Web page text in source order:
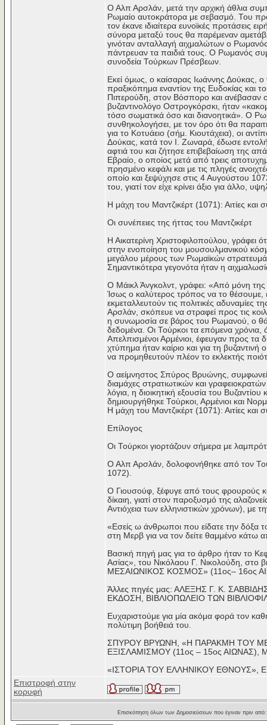
Ο Αλπ Αρσλάν, μετά την αρχική άθλια
Ρωμαίο αυτοκράτορα με σεβασμό. Του
τον έκανε ιδιαίτερα ευνοϊκές προτάσεις
σύνορα μεταξύ τους θα παρέμεναν
γινόταν ανταλλαγή αιχμαλώτων ο
πάντρευαν τα παιδιά τους. Ο Ρωμανός
συνοδεία Τούρκων Πρέσβεων.
Εκεί όμως, ο καίσαρας Ιωάννης Δούκας,
πραξικόπημα εναντίον της Ευδοκίας και
Πιπερούδη, στον Βόσπορο και ανέβασαν
βυζαντινολόγο Οστρογκόρσκι, ήταν
τόσο σωματικά όσο και διανοητικά». Ο
συνθηκολογήσει, με τον όρο ότι θα
για το Κοτυάειο (σήμ. Κιουτάχεια), οι
Δούκας, κατά τον Ι. Ζωναρά, έδωσε
αφτιά του και ζήτησε επιβεβαίωση της
Εβραίο, ο οποίος μετά από τρεις
πρησμένο κεφάλι και με τις πληγές
οποίο και ξεψύχησε στις 4 Αυγούστου
του, γιατί τον είχε κρίνει άξιο για άλλο,
Η μάχη του Μαντζικέρτ (1071): Αιτίες
Οι συνέπειες της ήττας του Μαντζικέρτ
Η Αικατερίνη Χριστοφιλοπούλου, γράφει
στην ενοποίηση του μουσουλμανικού
μεγάλου μέρους των Ρωμαϊκών
Σημαντικότερα γεγονότα ήταν η
Ο Μάικλ Άνγκολντ, γράφει: «Από μόνη της
Ίσως ο καλύτερος τρόπος να το θέσουμε,
εκμεταλλευτούν τις πολιτικές αδυναμίες
Αρσλάν, σκόπευε να στραφεί προς τις
η συνωμοσία σε βάρος του Ρωμανού, ο
δεδομένα. Οι Τούρκοι τα επόμενα χρόνια,
Απελπισμένοι Αρμένιοι, έφευγαν προς τα
χτύπημα ήταν καίριο και για τη
να προμηθευτούν πλέον το εκλεκτής
Ο αείμνηστος Σπύρος Βρυώνης,
διαμάχες στρατιωτικών και
λόγια, η διοικητική εξουσία του
δημιουργήθηκε Τούρκοι, Αρμένιοι και
Η μάχη του Μαντζικέρτ (1071): Αιτίες
Επίλογος
Οι Τούρκοι γιορτάζουν σήμερα με
Ο Αλπ Αρσλάν, δολοφονήθηκε από τον
1072).
Ο Γιουσούφ, ξέφυγε από τους φρουρούς
δίκαιη, γιατί στον παροξυσμό της
Αντιόχεια των ελληνιστικών χρόνων), με
«Εσείς ω άνθρωποι που είδατε την δόξα
στη Μερβ για να τον δείτε θαμμένο
Βασική πηγή μας για το άρθρο ήταν το
Ασίας», του Νικόλαου Γ. Νικολούδη, στο
ΜΕΣΑΙΩΝΙΚΟΣ ΚΟΣΜΟΣ» (11ος– 16ος
Άλλες πηγές μας: ΑΛΕΞΗΣ Γ. Κ.
ΕΚΔΟΣΗ, ΒΙΒΛΙΟΠΩΛΕΙΟ ΤΩΝ
Ευχαριστούμε για μία ακόμα φορά τον
πολύτιμη βοήθειά του.
ΣΠΥΡΟΥ ΒΡΥΩΝΗ, «Η ΠΑΡΑΚΜΗ ΤΟΥ
ΕΞΙΣΛΑΜΙΣΜΟΥ (11ος – 15ος ΑΙΩΝΑΣ),
«ΙΣΤΟΡΙΑ ΤΟΥ ΕΛΛΗΝΙΚΟΥ ΕΘΝΟΥΣ»,
Επιστροφή στην
κορυφή
Επισκόπηση όλων των Δημοσιεύσεων που έγιναν πριν